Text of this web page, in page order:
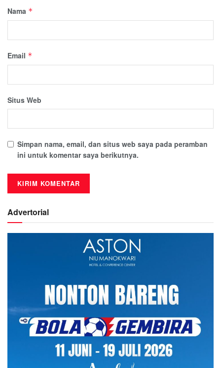
Nama *
Email *
Situs Web
Simpan nama, email, dan situs web saya pada peramban
ini untuk komentar saya berikutnya.
Advertorial